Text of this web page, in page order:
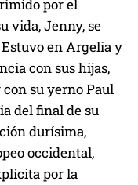
por el
vida, Jenny, se
en Argelia y
con sus hijas,
su yerno Paul
del final de su
durísima,
occidental,
por la